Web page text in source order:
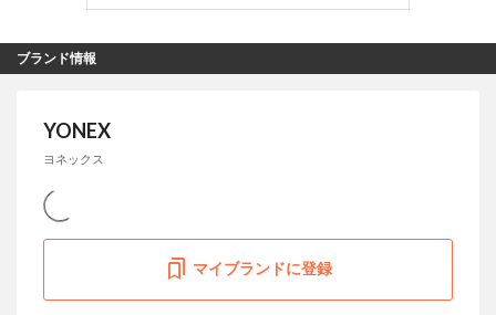
ブランド情報
YONEX
ヨネックス
マイブランドに登録